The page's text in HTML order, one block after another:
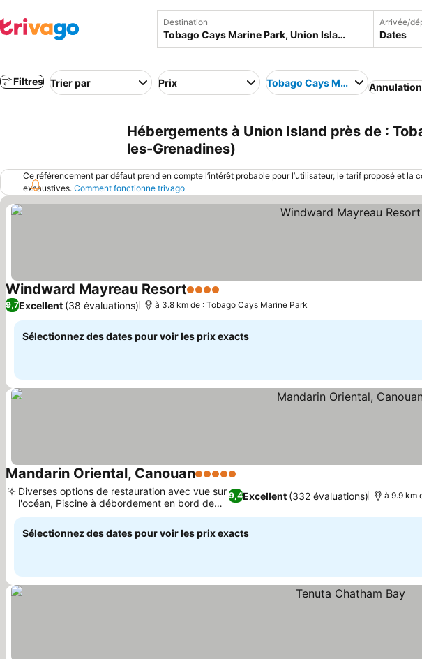
Destination Arrivée/
Dates
Filtres Trier par Prix Tobago Cays Marine Park
Hébergements à Union Island près de :
les-Grenadines)
Ce référencement par défaut prend en compte l’intérêt probable pour l’utilisateur, le tarif proposé et
exhaustives. Comment fonctionne trivago
Windward Mayreau Resort4 Étoiles
9,7Excellent (38 évaluations) à 3.8 km de : Tobago Cays Marine Park
Sélectionnez des dates pour voir les prix exacts
Mandarin Oriental, Canouan5 Étoiles
9,4Excellent (332 évaluations)
Diverses options de restauration avec vue sur
l'océan, Piscine à débordement en bord de
mer à Godahl
à 9.9 km
Sélectionnez des dates pour voir les prix exacts